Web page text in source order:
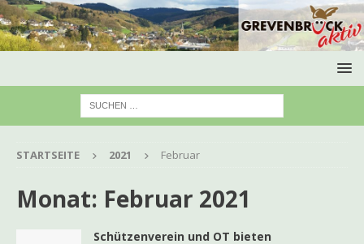
STARTSEITE 2021 Februar
Monat: Februar 2021
Schützenverein und OT bieten